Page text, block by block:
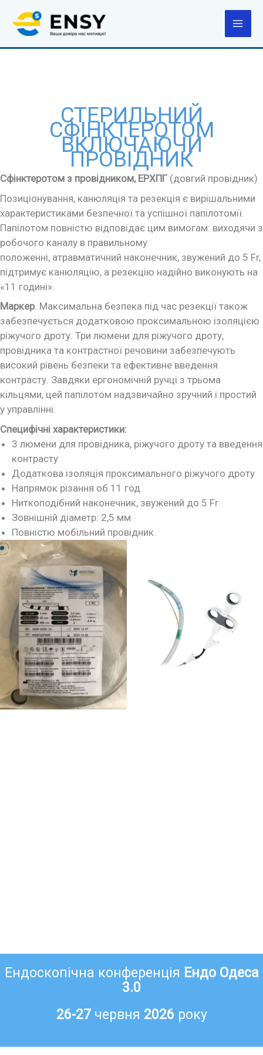
вмісту
СТЕРИЛЬНИЙ
СФІНКТЕРОТОМ
ВКЛЮЧАЮЧИ
ПРОВІДНИК
Сфінктеротом з провідником, ЕРХПГ (довгий провідник)
Позиціонування, канюляція та резекція є вирішальними
характеристиками безпечної та успішної папілотомії.
Папілотом повністю відповідає цим вимогам: виходячи з
робочого каналу в правильному
положенні, атравматичний наконечник, звужений до 5 Fr,
підтримує канюляцію, а резекцію надійно виконують на
«11 годині».
Маркер. Максимальна безпека під час резекції також
забезпечується додатковою проксимальною ізоляцією
ріжучого дроту. Три люмени для ріжучого дроту,
провідника та контрастної речовини забезпечують
високий рівень безпеки та ефективне введення
контрасту. Завдяки ергономічній ручці з трьома
кільцями, цей папілотом надзвичайно зручний і простий
у управлінні.
Специфічні характеристики:
3 люмени для провідника, ріжучого дроту та введення
контрасту
Додаткова ізоляція проксимального ріжучого дроту
Напрямок різання об 11 год
Ниткоподібний наконечник, звужений до 5 Fr
Зовнішній діаметр: 2,5 мм
Повністю мобільний провідник.
Ендоскопічна конференція Ендо Одеса
3.0
26-27 червня 2026 року